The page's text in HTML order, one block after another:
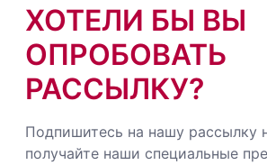
ХОТЕЛИ БЫ ВЫ
ОПРОБОВАТЬ
РАССЫЛКУ?
Подпишитесь на нашу рассылку
получайте наши специальные